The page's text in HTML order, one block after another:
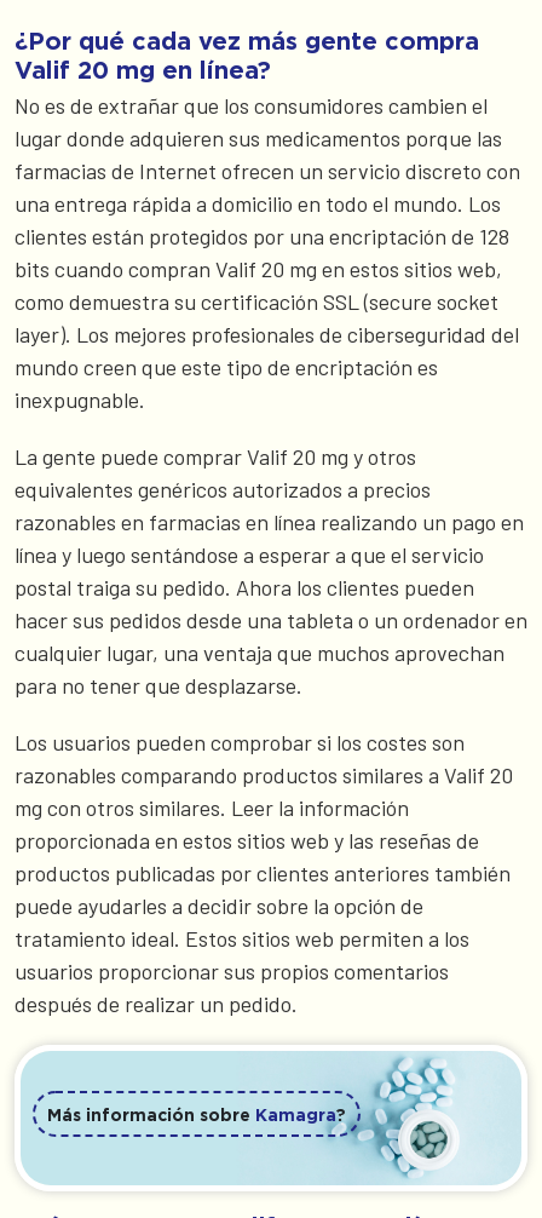
¿Por qué cada vez más gente compra
Valif 20 mg en línea?
No es de extrañar que los consumidores cambien el
lugar donde adquieren sus medicamentos porque las
farmacias de Internet ofrecen un servicio discreto con
una entrega rápida a domicilio en todo el mundo. Los
clientes están protegidos por una encriptación de 128
bits cuando compran Valif 20 mg en estos sitios web,
como demuestra su certificación SSL (secure socket
layer). Los mejores profesionales de ciberseguridad del
mundo creen que este tipo de encriptación es
inexpugnable.
La gente puede comprar Valif 20 mg y otros
equivalentes genéricos autorizados a precios
razonables en farmacias en línea realizando un pago en
línea y luego sentándose a esperar a que el servicio
postal traiga su pedido. Ahora los clientes pueden
hacer sus pedidos desde una tableta o un ordenador en
cualquier lugar, una ventaja que muchos aprovechan
para no tener que desplazarse.
Los usuarios pueden comprobar si los costes son
razonables comparando productos similares a Valif 20
mg con otros similares. Leer la información
proporcionada en estos sitios web y las reseñas de
productos publicadas por clientes anteriores también
puede ayudarles a decidir sobre la opción de
tratamiento ideal. Estos sitios web permiten a los
usuarios proporcionar sus propios comentarios
después de realizar un pedido.
Más información sobre Kamagra?